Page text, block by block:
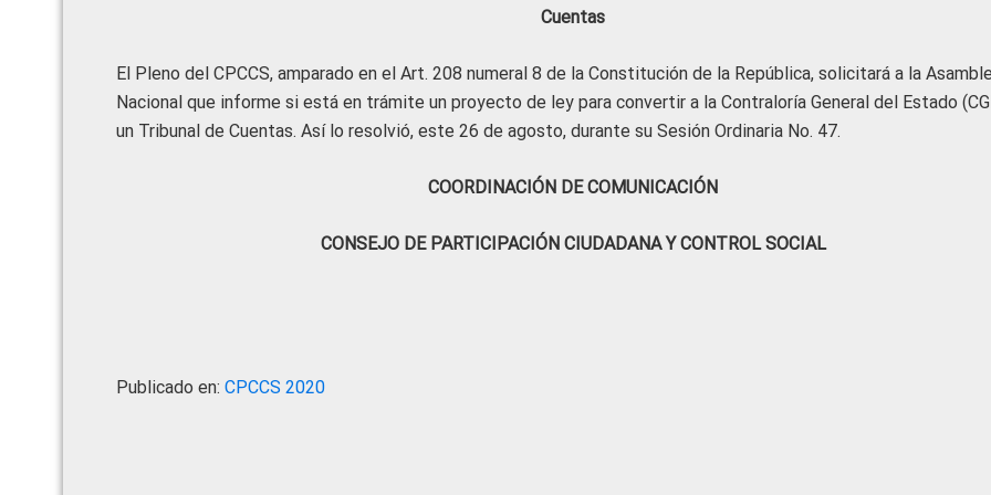
Cuentas
El Pleno del CPCCS, amparado en el Art. 208 numeral 8 de la Constitución de la República, solicitará a la
Nacional que informe si está en trámite un proyecto de ley para convertir a la Contraloría General del Estado
un Tribunal de Cuentas. Así lo resolvió, este 26 de agosto, durante su Sesión Ordinaria No. 47.
COORDINACIÓN DE COMUNICACIÓN
CONSEJO DE PARTICIPACIÓN CIUDADANA Y CONTROL SOCIAL
Publicado en: CPCCS 2020